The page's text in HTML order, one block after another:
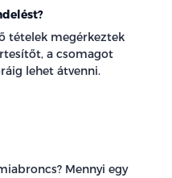
tételek megérkeztek
a csomagot
lehet átvenni.
Mennyi egy